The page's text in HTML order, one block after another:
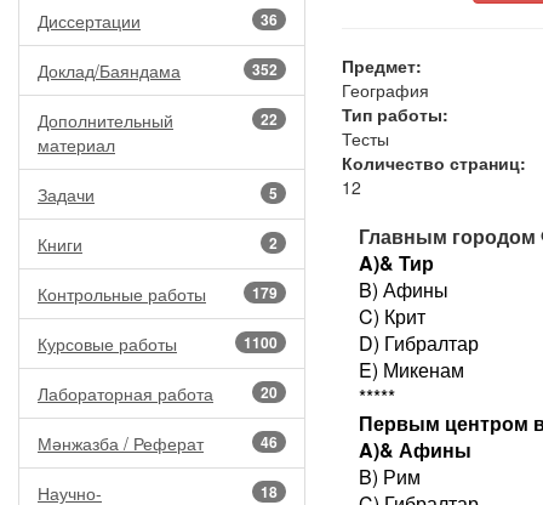
36
Диссертации
352
Доклад/Баяндама
22
Дополнительный
материал
5
Задачи
2
Книги
179
Контрольные работы
1100
Курсовые работы
20
Лабораторная работа
46
Мәнжазба / Реферат
18
Научно-
Предмет:
География
Тип работы:
Тесты
Количество страниц:
12
Главным городом
A)& Тир
B) Афины
C) Крит
D) Гибралтар
E) Микенам
*****
Первым центром
A)& Афины
B) Рим